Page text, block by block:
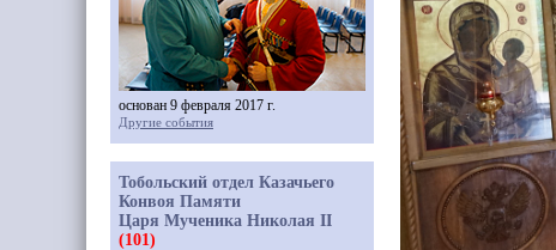
основан 9 февраля 2017 г.
Другие события
Тобольский отдел Казачьего
Конвоя Памяти
Царя Мученика Николая II
(101)